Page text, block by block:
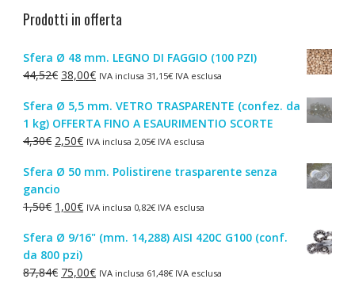
Prodotti in offerta
Sfera Ø 48 mm. LEGNO DI FAGGIO (100 PZI)
44,52€ Il
originale
era:
44,52€.
38,00€Il
attuale
è:
38,00€.
IVA inclusa 31,15€IVA esclusa
Sfera Ø 5,5 mm. VETRO TRASPARENTE (confez. da
1 kg) OFFERTA FINO A ESAURIMENTIO SCORTE
4,30€ Il
originale
era:
4,30€.
2,50€Il
attuale
2,50€.
IVA inclusa 2,05€IVA esclusa
Sfera Ø 50 mm. Polistirene trasparente senza
gancio
1,50€ Il
originale
era:
1,50€.
1,00€Il
attuale
è:
1,00€.
IVA inclusa 0,82€IVA esclusa
Sfera Ø 9/16" (mm. 14,288) AISI 420C G100 (conf.
da 800 pzi)
87,84€ Il
75,00€IlIVA inclusa 61,48€IVA esclusa